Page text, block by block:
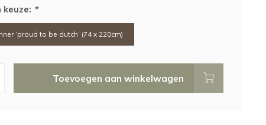
keuze: *
’proud to be dutch’ (74 x 220cm)
Toevoegen aan winkelwagen